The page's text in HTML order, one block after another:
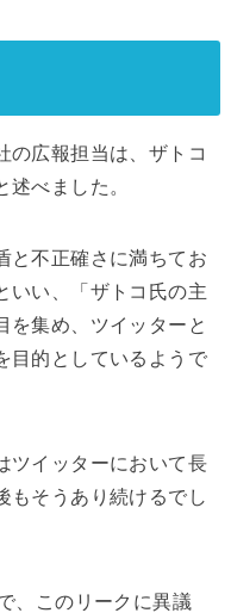
の広報担当は、ザトコ
べました。
と不正確さに満ちてお
いい、「ザトコ氏の主
を集め、ツイッターと
目的としているようで
ツイッターにおいて長
もそうあり続けるでし
、このリークに異議